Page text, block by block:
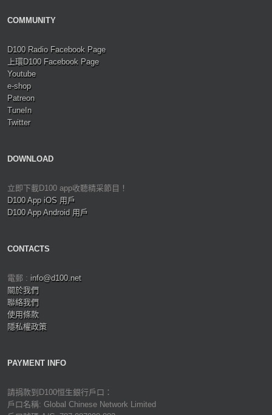
COMMUNITY
D100 Radio Facebook Page
上環D100 Facebook Page
Youtube
e-shop
Patreon
TuneIn
Twitter
DOWNLOAD
立即下載D100 app收聽精采節目！
D100 App iOS 用戶
D100 App Android 用戶
CONTACTS
電郵 : info@d100.net
關於我們
聯絡我們
使用條款
隱私權政策
PAYMENT INFO
請捐款到D100恒生銀行戶口：
戶口名稱: Global Chinese Network Limited